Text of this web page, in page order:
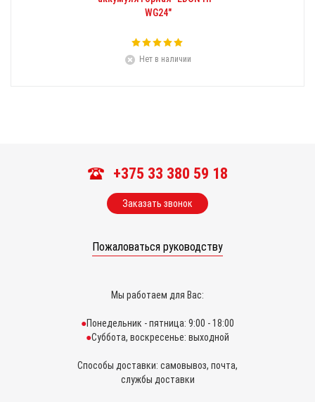
WG24"
Нет в наличии
+375 33 380 59 18
Заказать звонок
Пожаловаться руководству
Мы работаем для Вас:
Понедельник - пятница: 9:00 - 18:00
Суббота, воскресенье: выходной
Способы доставки: самовывоз, почта,
службы доставки